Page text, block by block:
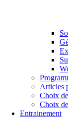
Articles
Choix
Choix
Entrainement